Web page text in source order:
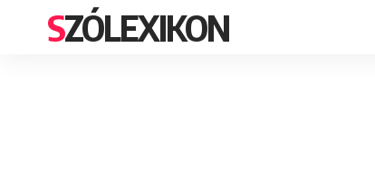
SZÓLEXIKON